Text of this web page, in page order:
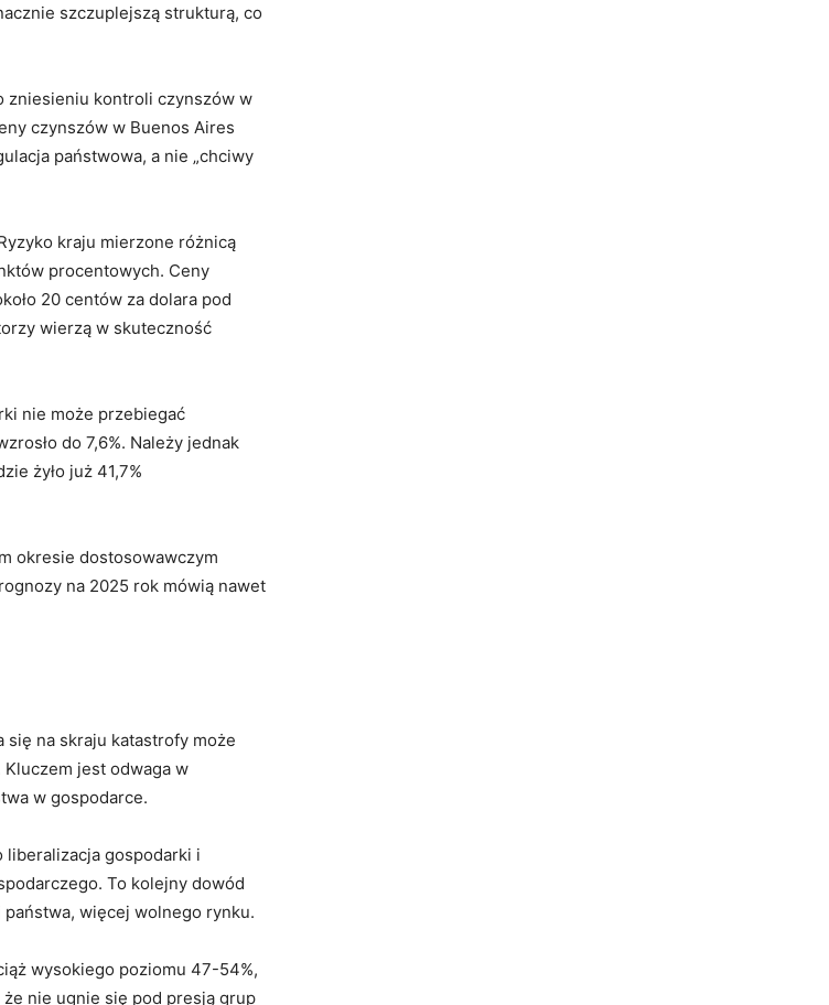
szczuplejszą strukturą, co
zniesieniu kontroli czynszów w
czynszów w Buenos Aires
państwowa, a nie „chciwy
kraju mierzone różnicą
procentowych. Ceny
20 centów za dolara pod
wierzą w skuteczność
nie może przebiegać
do 7,6%. Należy jednak
żyło już 41,7%
okresie dostosowawczym
na 2025 rok mówią nawet
się na skraju katastrofy może
jest odwaga w
w gospodarce.
liberalizacja gospodarki i
To kolejny dowód
więcej wolnego rynku.
wysokiego poziomu 47-54%,
nie ugnie się pod presją grup